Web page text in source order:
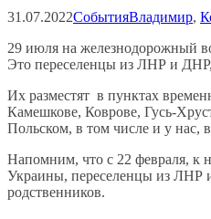
31.07.2022СобытияВладимир,
29 июля на железнодорожный
Это переселенцы из ЛНР и
Их разместят в пунктах
Камешкове, Коврове, Гусь-
Польском, в том числе и у нас,
Напомним, что с 22 февраля, к
Украины, переселенцы из ЛНР
родственников.